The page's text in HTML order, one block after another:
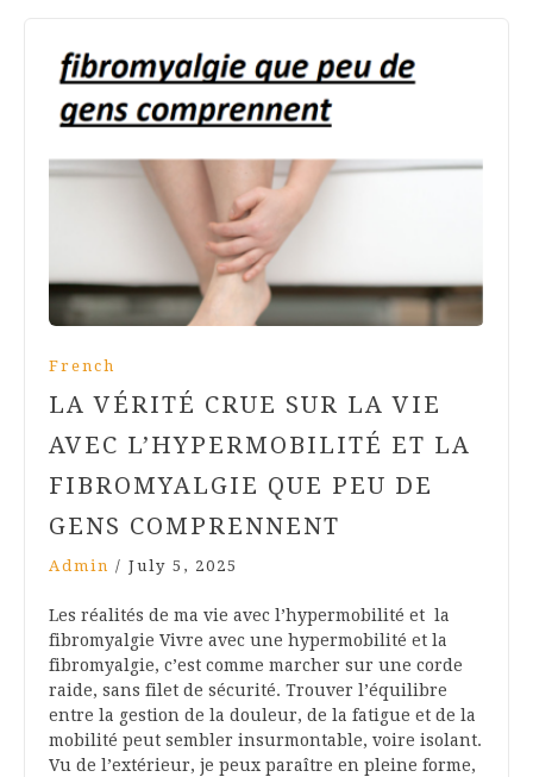
French
LA VÉRITÉ CRUE SUR LA VIE
AVEC L’HYPERMOBILITÉ ET LA
FIBROMYALGIE QUE PEU DE
GENS COMPRENNENT
Admin / July 5, 2025
Les réalités de ma vie avec l’hypermobilité et la
fibromyalgie Vivre avec une hypermobilité et la
fibromyalgie, c’est comme marcher sur une corde
raide, sans filet de sécurité. Trouver l’équilibre
entre la gestion de la douleur, de la fatigue et de la
mobilité peut sembler insurmontable, voire isolant.
Vu de l’extérieur, je peux paraître en pleine forme,